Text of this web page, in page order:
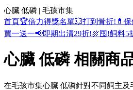
心臟 低磷 | 毛孩市集
首頁🏆倍力得獎名單💥打到骨折! 💊
買一送一📢即期出清29折!🍖囤!飼料5
心臟 低磷 相關商
在毛孩市集心臟 低磷針對不同飼主及